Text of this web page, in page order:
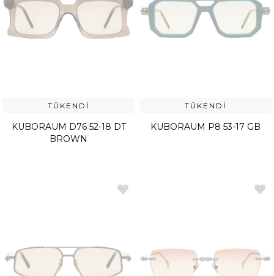
TÜKENDI
KUBORAUM D76 52-18 DT
BROWN
TÜKENDI
KUBORAUM P8 53-17 GB